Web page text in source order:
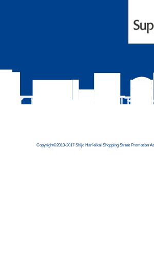
Copyright©2010-2017 Shijo Han'eikai Shopping Street Promotion